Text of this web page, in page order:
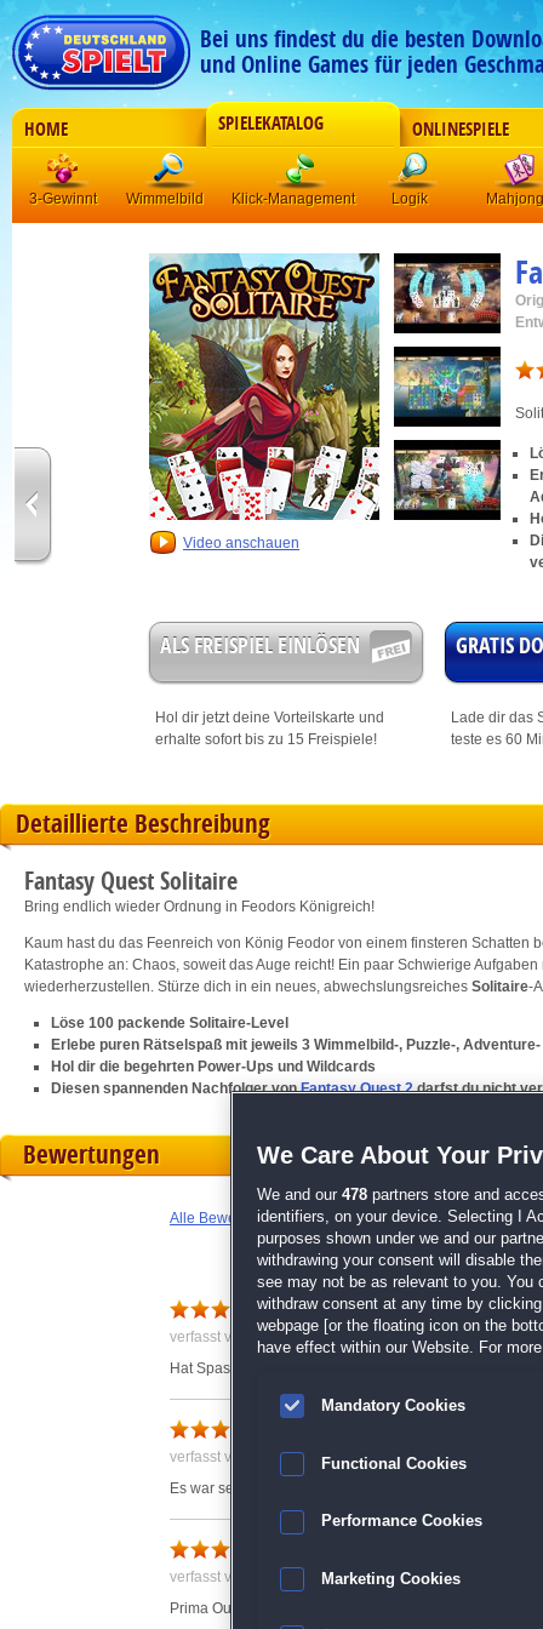
Bei uns findest du die besten
und Online Games für jeden
HOME SPIELEKATALOG ONLINESPIELE
3-Gewinnt Wimmelbild Klick-Management Logik Mahjong
Video anschauen
ALS FREISPIEL EINLÖSEN
Hol dir jetzt deine Vorteilskarte und
erhalte sofort bis zu 15 Freispiele!
GRATIS
Lade dir das
teste es 60
Detaillierte Beschreibung
Fantasy Quest Solitaire
Bring endlich wieder Ordnung in Feodors Königreich!
Kaum hast du das Feenreich von König Feodor von einem finsteren Schatten
Katastrophe an: Chaos, soweit das Auge reicht! Ein paar Schwierige
wiederherzustellen. Stürze dich in ein neues, abwechslungsreiches Solitaire-
Löse 100 packende Solitaire-Level
Erlebe puren Rätselspaß mit jeweils 3 Wimmelbild-, Puzzle-,
Hol dir die begehrten Power-Ups und Wildcards
Diesen spannenden Nachfolger vonFantasy Quest 2darfst du nicht
Bewertungen
Alle Bewertungen anzeigen
schönes Solitäre
verfasst von Sophie am 29.12.2017 um 16:13
Hat Spass gemacht. Das Spiel ist mit den Minispielen
verfasst von Anonym am 20.01.2018 um 10:06
Es war sehr unterhaltsam und spannend
verfasst von Anonym am 30.12.2017 um 22:17
Prima Outfit - Keine Langeweile
We Care About Your
We and our 478 partners store and
identifiers, on your device. Selecting I
purposes shown under we and our
withdrawing your consent will disable
see may not be as relevant to you. You
withdraw consent at any time by
webpage [or the floating icon on the
have effect within our Website. For
Mandatory Cookies
Functional Cookies
Performance Cookies
Marketing Cookies